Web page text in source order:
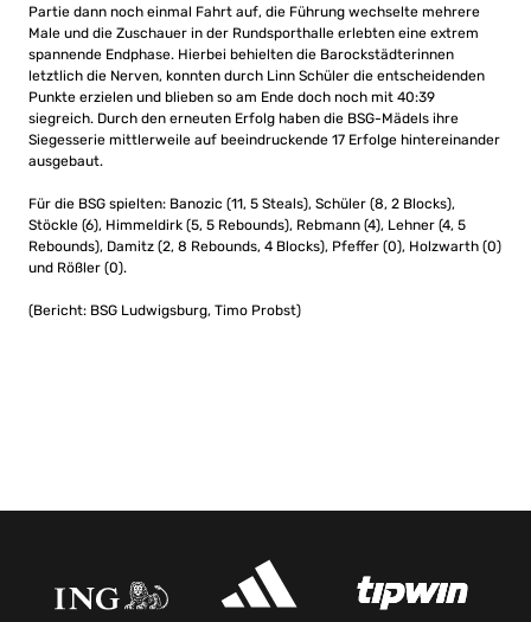
Partie dann noch einmal Fahrt auf, die Führung wechselte mehrere
Male und die Zuschauer in der Rundsporthalle erlebten eine extrem
spannende Endphase. Hierbei behielten die Barockstädterinnen
letztlich die Nerven, konnten durch Linn Schüler die entscheidenden
Punkte erzielen und blieben so am Ende doch noch mit 40:39
siegreich. Durch den erneuten Erfolg haben die BSG-Mädels ihre
Siegesserie mittlerweile auf beeindruckende 17 Erfolge hintereinander
ausgebaut.
Für die BSG spielten: Banozic (11, 5 Steals), Schüler (8, 2 Blocks),
Stöckle (6), Himmeldirk (5, 5 Rebounds), Rebmann (4), Lehner (4, 5
Rebounds), Damitz (2, 8 Rebounds, 4 Blocks), Pfeffer (0), Holzwarth (0)
und Rößler (0).
(Bericht: BSG Ludwigsburg, Timo Probst)